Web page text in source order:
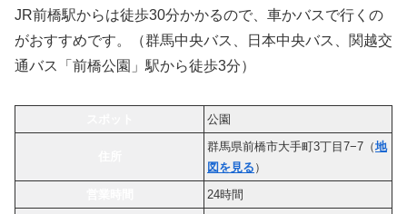
JR前橋駅からは徒歩30分かかるので、車かバスで行くの
がおすすめです。（群馬中央バス、日本中央バス、関越交
通バス「前橋公園」駅から徒歩3分）
公園
群馬県前橋市大手町3丁目7−7（地
図を見る ）
24時間